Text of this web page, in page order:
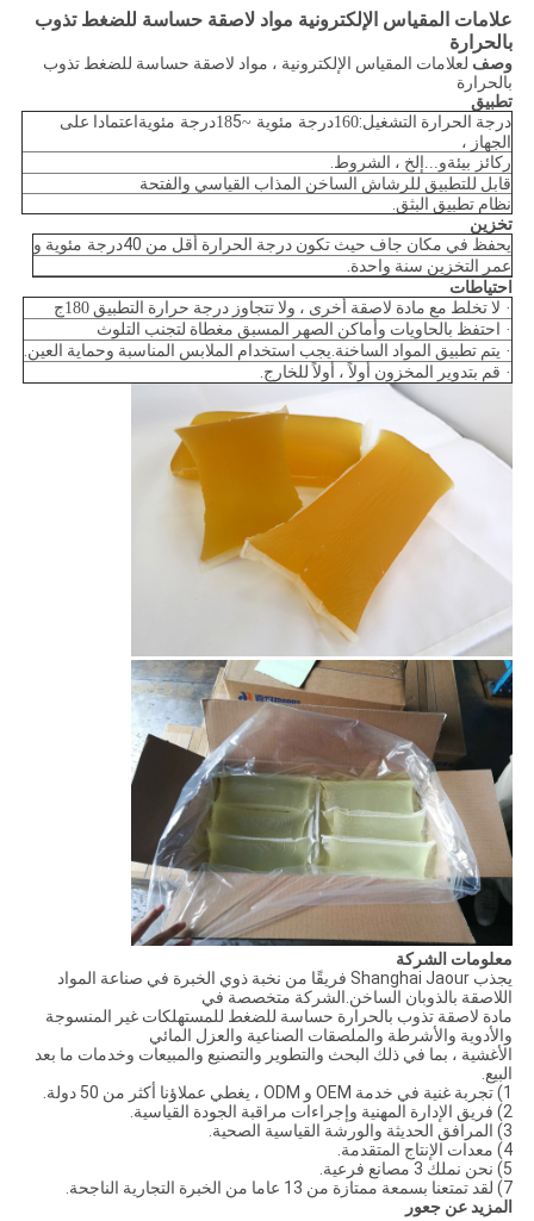
علامات المقياس الإلكترونية مواد لاصقة حساسة للضغط تذوب
بالحرارة
وصف لعلامات المقياس الإلكترونية ، مواد لاصقة حساسة للضغط تذوب
بالحرارة
تطبيق
درجة الحرارة التشغيل:160درجة مئوية ~
185 درجة مئويةاعتمادا على
الجهاز ،
ركائز بيئةو...إلخ ، الشروط.
قابل للتطبيق للرشاش الساخن المذاب القياسي والفتحة
نظام تطبيق البثق.
تخزين
يحفظ في مكان جاف حيث تكون درجة الحرارة أقل من 40
درجة مئوية و
عمر التخزين سنة واحدة.
احتياطات
· لا تخلط مع مادة لاصقة أخرى ، ولا تتجاوز درجة حرارة التطبيق 180ج
· احتفظ بالحاويات وأماكن الصهر المسبق مغطاة لتجنب التلوث
· يتم تطبيق المواد الساخنة.يجب استخدام الملابس المناسبة وحماية العين.
· قم بتدوير المخزون أولاً ، أولاً للخارج.
معلومات الشركة
يجذب Shanghai Jaour فريقًا من نخبة ذوي الخبرة في صناعة المواد
اللاصقة بالذوبان الساخن.الشركة متخصصة في
مادة لاصقة تذوب بالحرارة حساسة للضغط للمستهلكات غير المنسوجة
والأدوية والأشرطة والملصقات الصناعية والعزل المائي
الأغشية ، بما في ذلك البحث والتطوير والتصنيع والمبيعات وخدمات ما بعد
البيع.
1) تجربة غنية في خدمة OEM و ODM ، يغطي عملاؤنا أكثر من 50 دولة.
2) فريق الإدارة المهنية وإجراءات مراقبة الجودة القياسية.
3) المرافق الحديثة والورشة القياسية الصحية.
4) معدات الإنتاج المتقدمة.
5) نحن نملك 3 مصانع فرعية.
7) لقد تمتعنا بسمعة ممتازة من 13 عاما من الخبرة التجارية الناجحة.
المزيد عن جعور